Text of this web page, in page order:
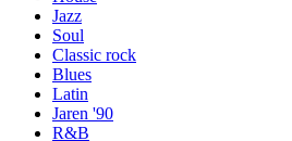
Jazz
Soul
Classic rock
Blues
Latin
Jaren '90
R&B